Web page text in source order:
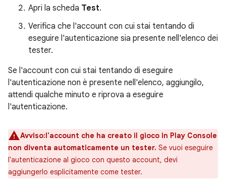
Apri la scheda Test.
Verifica che l'account con cui stai tentando di
eseguire l'autenticazione sia presente nell'elenco dei
tester.
Se l'account con cui stai tentando di eseguire
l'autenticazione non è presente nell'elenco, aggiungilo,
attendi qualche minuto e riprova a eseguire
l'autenticazione.
Avviso:l'account che ha creato il gioco in Play Console
non diventa automaticamente un tester. Se vuoi eseguire
l'autenticazione al gioco con questo account, devi
aggiungerlo esplicitamente come tester.